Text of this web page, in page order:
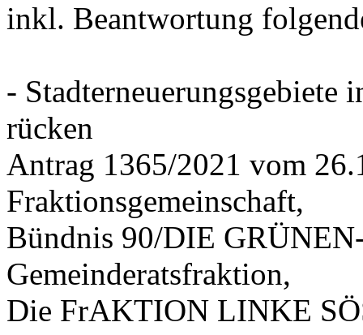
inkl. Beantwortung
- Stadterneuerungsgebiete
rücken
Antrag 1365/2021 vom
Fraktionsgemeinschaft,
Bündnis 90/DIE
Gemeinderatsfraktion,
Die FrAKTION LINKE